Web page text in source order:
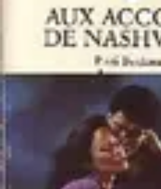
Cuisine Bretonne
Recettes et PâtisseriesRecettes et
TraditionnellesAccords Mets et Vins